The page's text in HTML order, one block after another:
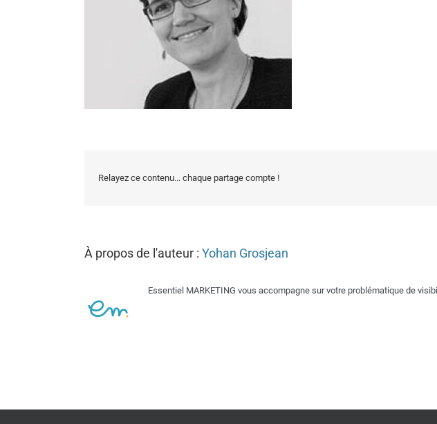
Relayez ce contenu... chaque partage compte !
À propos de l'auteur : Yohan Grosjean
Essentiel MARKETING vous accompagne sur votre problématique de